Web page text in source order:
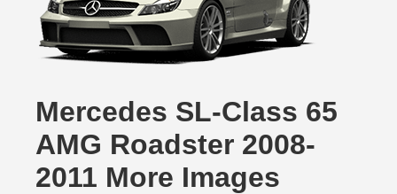
Mercedes SL-Class 65
AMG Roadster 2008-
2011 More Images